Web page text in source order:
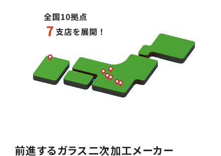
前進するガラス二次加工メーカー